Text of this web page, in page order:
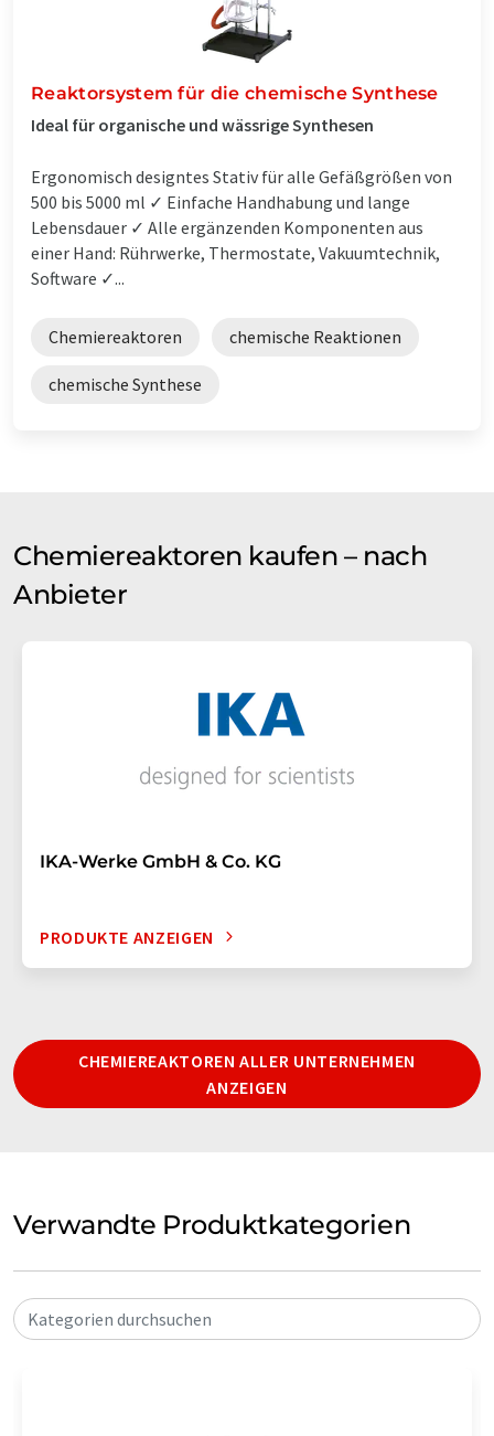
Reaktorsystem für die chemische Synthese
Ideal für organische und wässrige Synthesen
Ergonomisch designtes Stativ für alle Gefäßgrößen von
500 bis 5000 ml ✓ Einfache Handhabung und lange
Lebensdauer ✓ Alle ergänzenden Komponenten aus
einer Hand: Rührwerke, Thermostate, Vakuumtechnik,
Software ✓...
Chemiereaktoren chemische Reaktionen
chemische Synthese
Chemiereaktoren kaufen – nach
Anbieter
IKA-Werke GmbH & Co. KG
PRODUKTE ANZEIGEN
CHEMIEREAKTOREN ALLER UNTERNEHMEN
ANZEIGEN
Verwandte Produktkategorien
Kategorien durchsuchen